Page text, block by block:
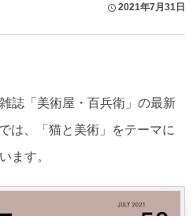
2021年7月31日
誌「美術屋・百兵衛」の最新
は、「猫と美術」をテーマに
ます。